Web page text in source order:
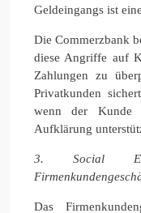
Geldeingangs ist
Die Commerzbank
diese Angriffe auf
Zahlungen zu
Privatkunden
wenn der Kunde
Aufklärung
3. Social
Das